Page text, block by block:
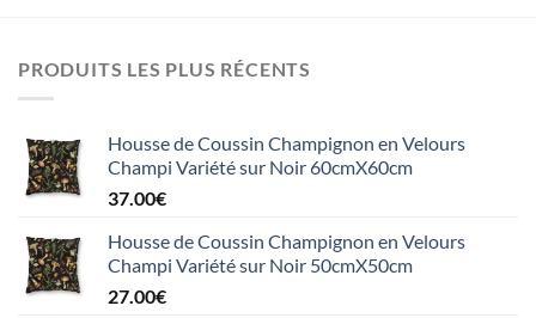
PRODUITS LES PLUS RÉCENTS
Housse de Coussin Champignon en Velours
Champi Variété sur Noir 60cmX60cm
37.00€
Housse de Coussin Champignon en Velours
Champi Variété sur Noir 50cmX50cm
27.00€